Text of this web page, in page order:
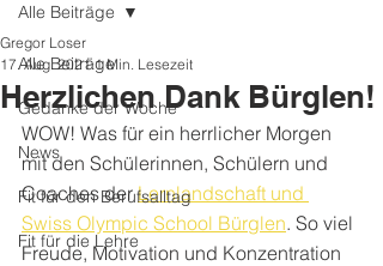
Alle Beiträge
Gedanke der Woche
News
Fit für den Berufsalltag
Fit für die Lehre
Alle Beiträge
Herzlichen Dank Bürglen!
Gregor Loser
17. Aug. 2021 1 Min. Lesezeit
WOW! Was für ein herrlicher Morgen
mit den Schülerinnen, Schülern und
Coaches der Lernlandschaft und
Swiss Olympic School Bürglen. So viel
Freude, Motivation und Konzentration